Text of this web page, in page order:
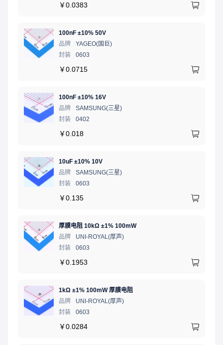
￥0.0383
100nF ±10% 50V
品牌
YAGEO(国巨)
封装
0603
￥0.0715
100nF ±10% 16V
品牌
SAMSUNG(三星)
封装
0402
￥0.018
10uF ±10% 10V
品牌
SAMSUNG(三星)
封装
0603
￥0.135
厚膜电阻 10kΩ ±1% 100mW
品牌
UNI-ROYAL(厚声)
封装
0603
￥0.1953
1kΩ ±1% 100mW 厚膜电阻
品牌
UNI-ROYAL(厚声)
封装
0603
￥0.0284